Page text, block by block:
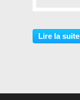
Lire la suite